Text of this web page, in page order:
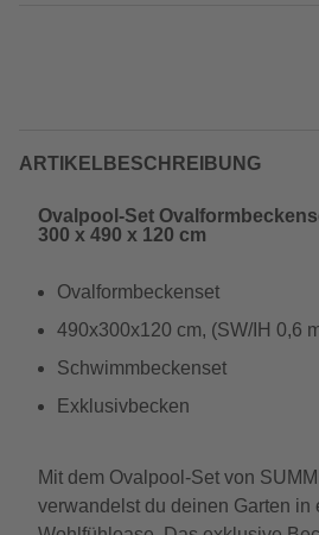
ARTIKELBESCHREIBUNG
Ovalpool-Set
300 x 490 x 120 cm
Ovalformbeckenset
490x300x120 cm, (SW/IH 0,6
Schwimmbeckenset
Exklusivbecken
Mit dem Ovalpool-Set von
verwandelst du deinen Garten in